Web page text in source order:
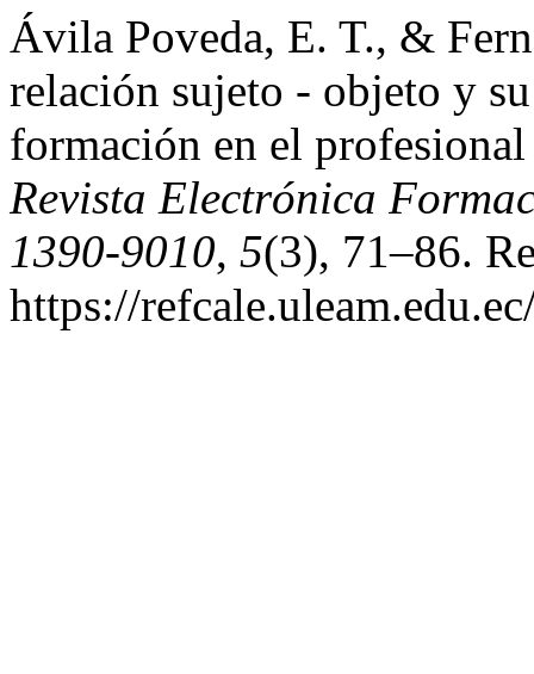
Ávila Poveda, E. T., &
relación sujeto - objeto y
formación en el
Revista Electrónica
1390-9010, 5(3), 71–86.
https://